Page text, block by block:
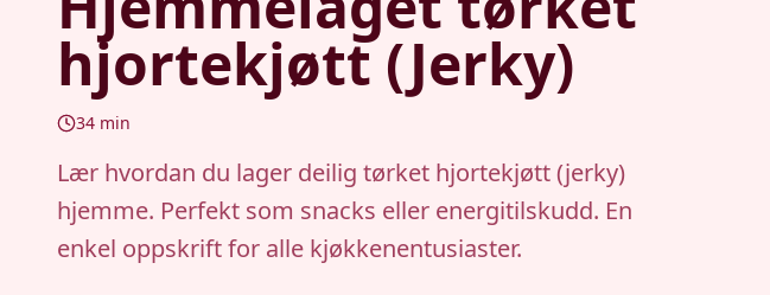
hjortekjøtt (Jerky)
34 min
Lær hvordan du lager deilig tørket hjortekjøtt (jerky)
hjemme. Perfekt som snacks eller energitilskudd. En
enkel oppskrift for alle kjøkkenentusiaster.